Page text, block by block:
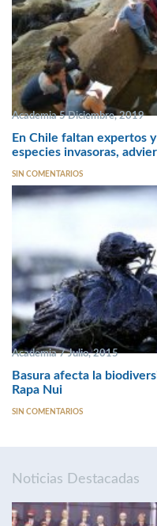
Academia 5 Diciembre, 2019
En Chile faltan expertos
especies invasoras,
SIN COMENTARIOS
Academia 7 Julio, 2015
Basura afecta la
Rapa Nui
SIN COMENTARIOS
Noticias Destacadas